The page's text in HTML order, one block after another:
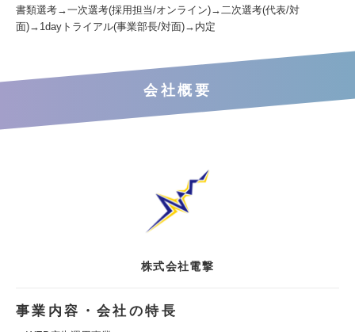
書類選考→一次選考(採用担当/オンライン)→二次選考(代表/対
面)→1dayトライアル(事業部長/対面)→内定
会社概要
株式会社電撃
事業内容・会社の特長